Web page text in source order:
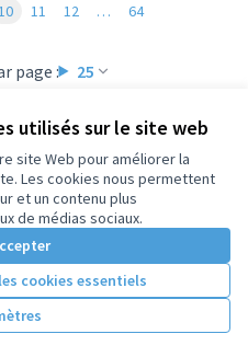
utilisés sur le site web
site Web pour améliorer la
Les cookies nous permettent
et un contenu plus
de médias sociaux.
cookies essentiels
page : 25
11 12 … 64
externe)
grâce au
Licence
(Lien